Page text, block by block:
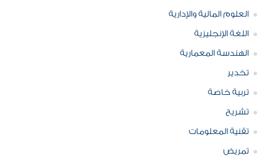
العلوم المالية والإدارية
اللغة الإنجليزية
الهندسة المعمارية
تخدير
تربية خاصة
تشريح
تقنية المعلومات
تمريض